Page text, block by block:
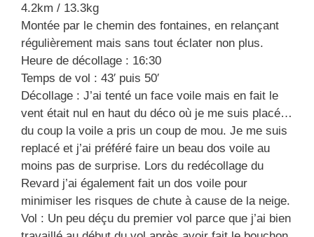
4.2km / 13.3kg
Montée par le chemin des fontaines, en relançant
régulièrement mais sans tout éclater non plus.
Heure de décollage : 16:30
Temps de vol : 43′ puis 50′
Décollage : J’ai tenté un face voile mais en fait le
vent était nul en haut du déco où je me suis placé…
du coup la voile a pris un coup de mou. Je me suis
replacé et j’ai préféré faire un beau dos voile au
moins pas de surprise. Lors du redécollage du
Revard j’ai également fait un dos voile pour
minimiser les risques de chute à cause de la neige.
Vol : Un peu déçu du premier vol parce que j’ai bien